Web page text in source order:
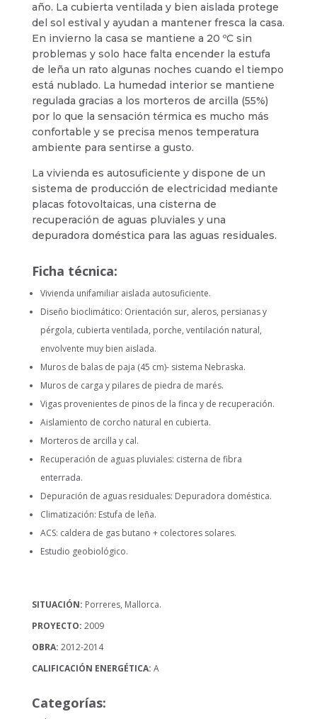
año. La cubierta ventilada y bien aislada protege
del sol estival y ayudan a mantener fresca la casa.
En invierno la casa se mantiene a 20 ºC sin
problemas y solo hace falta encender la estufa
de leña un rato algunas noches cuando el tiempo
está nublado. La humedad interior se mantiene
regulada gracias a los morteros de arcilla (55%)
por lo que la sensación térmica es mucho más
confortable y se precisa menos temperatura
ambiente para sentirse a gusto.
La vivienda es autosuficiente y dispone de un
sistema de producción de electricidad mediante
placas fotovoltaicas, una cisterna de
recuperación de aguas pluviales y una
depuradora doméstica para las aguas residuales.
Ficha técnica:
Vivienda unifamiliar aislada autosuficiente.
Diseño bioclimático: Orientación sur, aleros, persianas y
pérgola, cubierta ventilada, porche, ventilación natural,
envolvente muy bien aislada.
Muros de balas de paja (45 cm)- sistema Nebraska.
Muros de carga y pilares de piedra de marés.
Vigas provenientes de pinos de la finca y de recuperación.
Aislamiento de corcho natural en cubierta.
Morteros de arcilla y cal.
Recuperación de aguas pluviales: cisterna de fibra
enterrada.
Depuración de aguas residuales: Depuradora doméstica.
Climatización: Estufa de leña.
ACS: caldera de gas butano + colectores solares.
Estudio geobiológico.
SITUACIÓN: Porreres, Mallorca.
PROYECTO: 2009
OBRA: 2012-2014
CALIFICACIÓN ENERGÉTICA: A
Categorías: